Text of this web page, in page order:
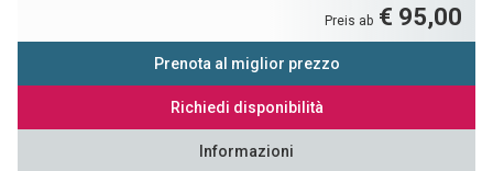
Preis ab € 95,00
Prenota al miglior prezzo
Richiedi disponibilità
Informazioni